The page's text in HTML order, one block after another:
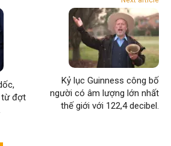
từ đợt
Kỷ lục Guinness công bố
người có âm lượng lớn nhất
thế giới với 122,4 decibel.